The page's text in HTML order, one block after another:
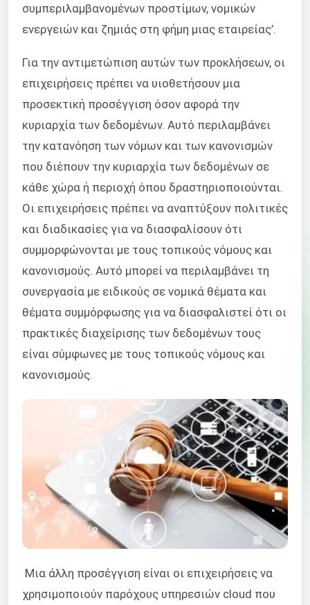
συμπεριλαμβανομένων προστίμων, νομικών
ενεργειών και ζημιάς στη φήμη μιας εταιρείας’.
Για την αντιμετώπιση αυτών των προκλήσεων, οι
επιχειρήσεις πρέπει να υιοθετήσουν μια
προσεκτική προσέγγιση όσον αφορά την
κυριαρχία των δεδομένων. Αυτό περιλαμβάνει
την κατανόηση των νόμων και των κανονισμών
που διέπουν την κυριαρχία των δεδομένων σε
κάθε χώρα ή περιοχή όπου δραστηριοποιούνται.
Οι επιχειρήσεις πρέπει να αναπτύξουν πολιτικές
και διαδικασίες για να διασφαλίσουν ότι
συμμορφώνονται με τους τοπικούς νόμους και
κανονισμούς. Αυτό μπορεί να περιλαμβάνει τη
συνεργασία με ειδικούς σε νομικά θέματα και
θέματα συμμόρφωσης για να διασφαλιστεί ότι οι
πρακτικές διαχείρισης των δεδομένων τους
είναι σύμφωνες με τους τοπικούς νόμους και
κανονισμούς.
Μια άλλη προσέγγιση είναι οι επιχειρήσεις να
χρησιμοποιούν παρόχους υπηρεσιών cloud που